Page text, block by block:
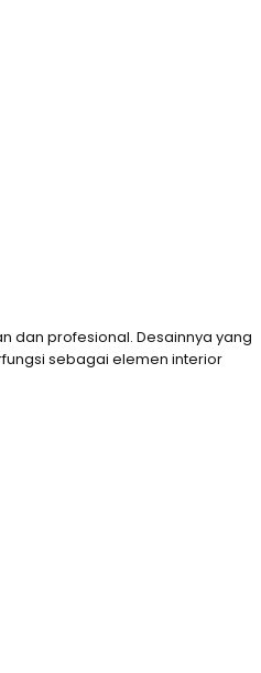
dan profesional. Desainnya yang
sebagai elemen interior